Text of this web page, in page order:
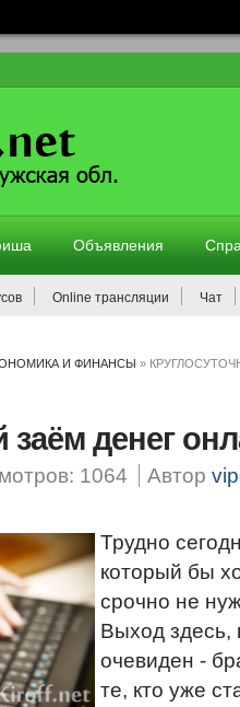
Объявления
Online трансляции Чат
И ФИНАНСЫ »
заём денег
1064 Автор
Трудно
который бы
срочно не
Выход здесь,
очевиден -
те, кто уже